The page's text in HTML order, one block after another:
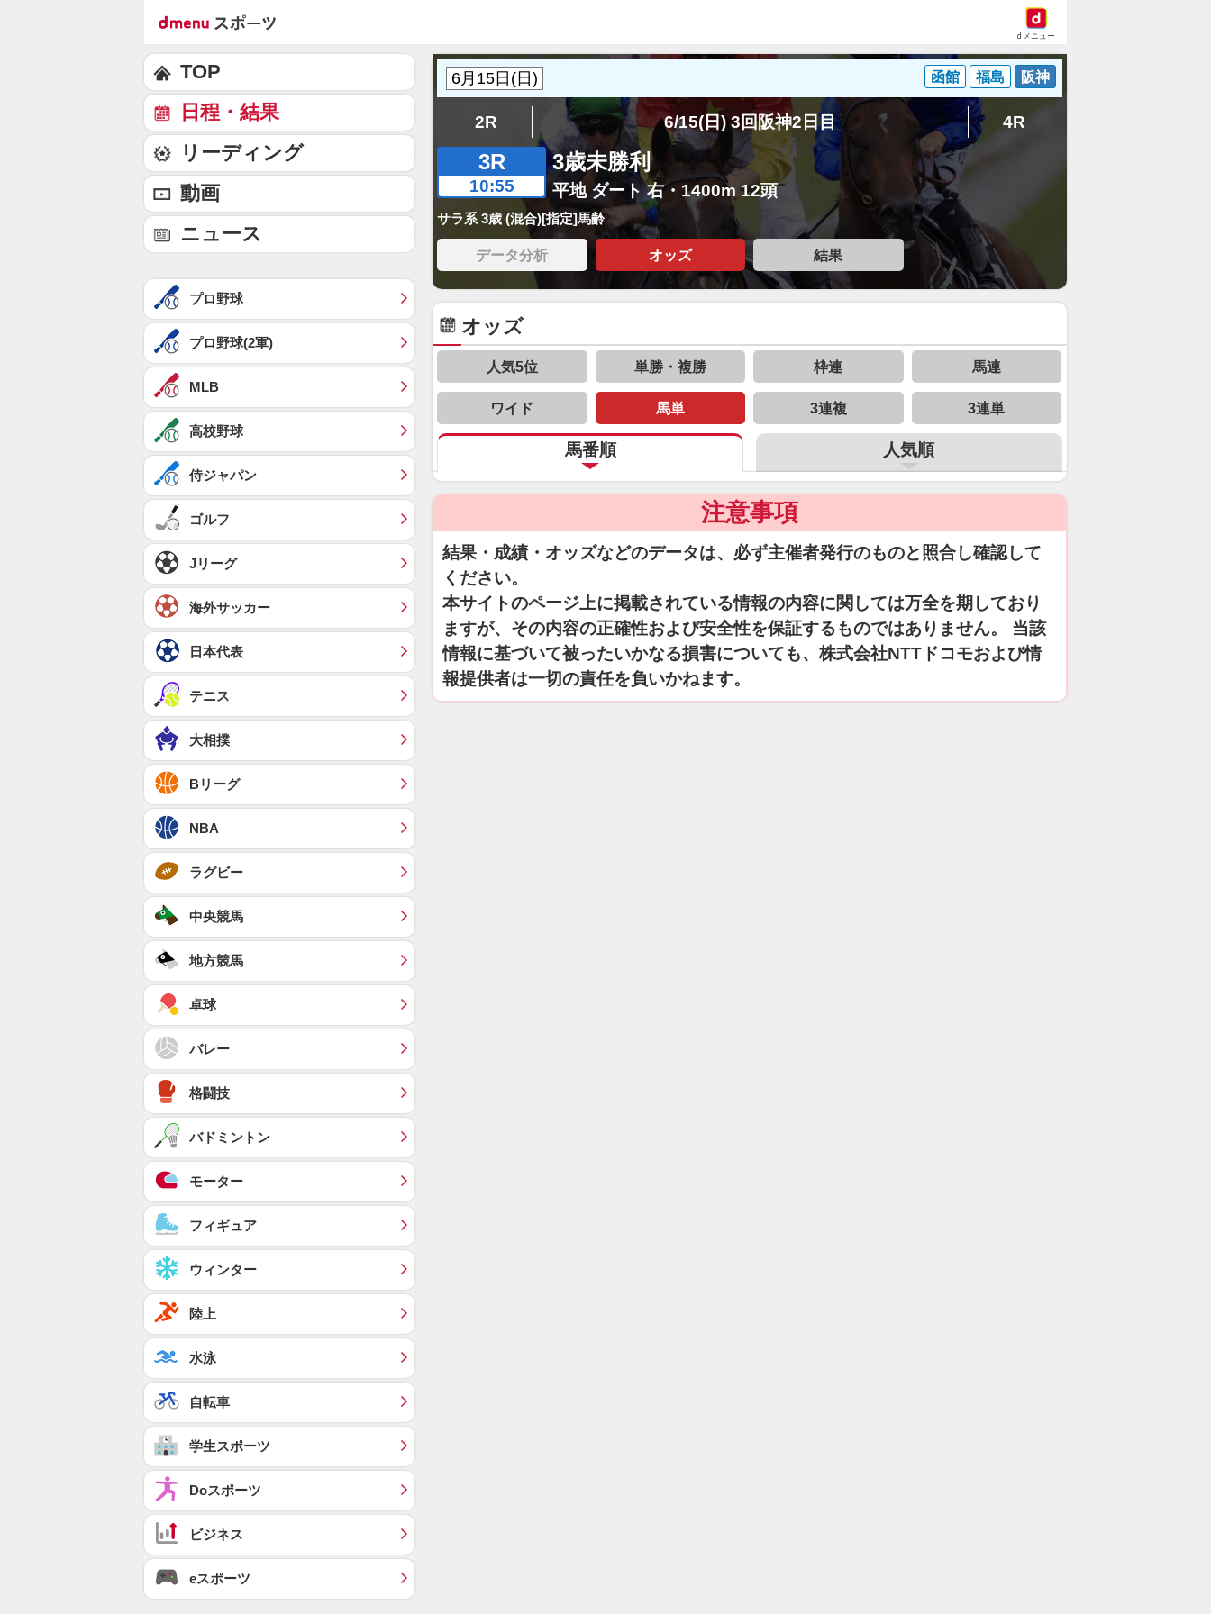
dメニュー
函館 福島 阪神
2R 6/15(日) 3回阪神2日目 4R
3R
10:55
3歳未勝利
平地 ダート 右・1400m 12頭
サラ系 3歳 (混合)[指定]馬齢
データ分析 オッズ 結果
オッズ
人気5位 単勝・複勝 枠連 馬連
ワイド 馬単 3連複 3連単
馬番順 人気順
注意事項
結果・成績・オッズなどのデータは、必ず主催者発行のものと照合し確認して
ください。
本サイトのページ上に掲載されている情報の内容に関しては万全を期しており
ますが、その内容の正確性および安全性を保証するものではありません。 当該
情報に基づいて被ったいかなる損害についても、株式会社NTTドコモおよび情
報提供者は一切の責任を負いかねます。
TOP
日程・結果
リーディング
動画
ニュース
プロ野球
プロ野球(2軍)
MLB
高校野球
侍ジャパン
ゴルフ
Jリーグ
海外サッカー
日本代表
テニス
大相撲
Bリーグ
NBA
ラグビー
中央競馬
地方競馬
卓球
バレー
格闘技
バドミントン
モーター
フィギュア
ウィンター
陸上
水泳
自転車
学生スポーツ
Doスポーツ
ビジネス
eスポーツ